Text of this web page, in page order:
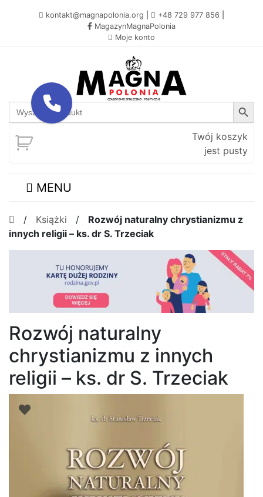
kontakt@magnapolonia.org +48 729 977 856
MagazynMagnaPolonia
Moje konto
Search
for:
Search Button
Twój koszyk
jest pusty
MENU
/ Książki / Rozwój naturalny chrystianizmu z
innych religii – ks. dr S. Trzeciak
Rozwój naturalny
chrystianizmu z innych
religii – ks. dr S. Trzeciak